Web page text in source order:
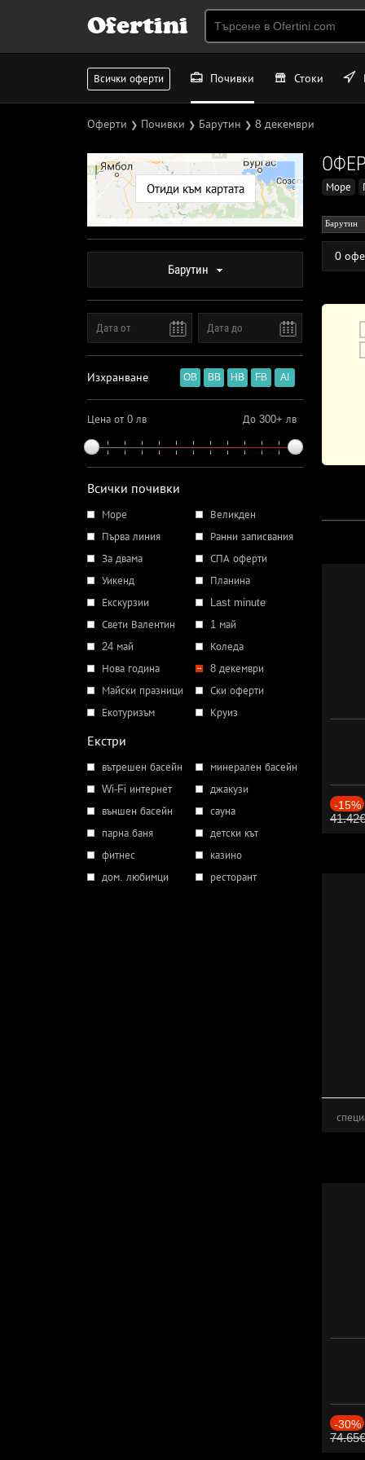
Ofertini
Всички оферти Почивки Стоки
Оферти ❯ Почивки ❯ Барутин ❯ 8 декември
Отиди към картата
Барутин
Изхранване OB BB HB FB AI
Цена от 0 лв До 300+ лв
Всички почивки
Море
Великден
Първа линия
Ранни записвания
За двама
СПА оферти
Уикенд
Планина
Екскурзии
Last minute
Свети Валентин
1 май
24 май
Коледа
Нова година
8 декември
Майски празници
Ски оферти
Екотуризъм
Круиз
Екстри
вътрешен басейн
минерален басейн
Wi-Fi интернет
джакузи
външен басейн
сауна
парна баня
детски кът
фитнес
казино
дом. любимци
ресторант
Море
Барутин
0
-15%
41.42€
-30%
74.65€